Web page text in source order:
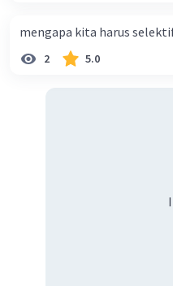
mengapa kita harus
2 5.0